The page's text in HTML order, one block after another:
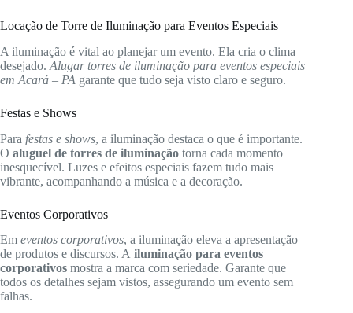
Locação de Torre de Iluminação para Eventos Especiais
A iluminação é vital ao planejar um evento. Ela cria o clima
desejado. Alugar torres de iluminação para eventos especiais
em Acará – PA garante que tudo seja visto claro e seguro.
Festas e Shows
Para festas e shows, a iluminação destaca o que é importante.
O aluguel de torres de iluminação torna cada momento
inesquecível. Luzes e efeitos especiais fazem tudo mais
vibrante, acompanhando a música e a decoração.
Eventos Corporativos
Em eventos corporativos, a iluminação eleva a apresentação
de produtos e discursos. A iluminação para eventos
corporativos mostra a marca com seriedade. Garante que
todos os detalhes sejam vistos, assegurando um evento sem
falhas.